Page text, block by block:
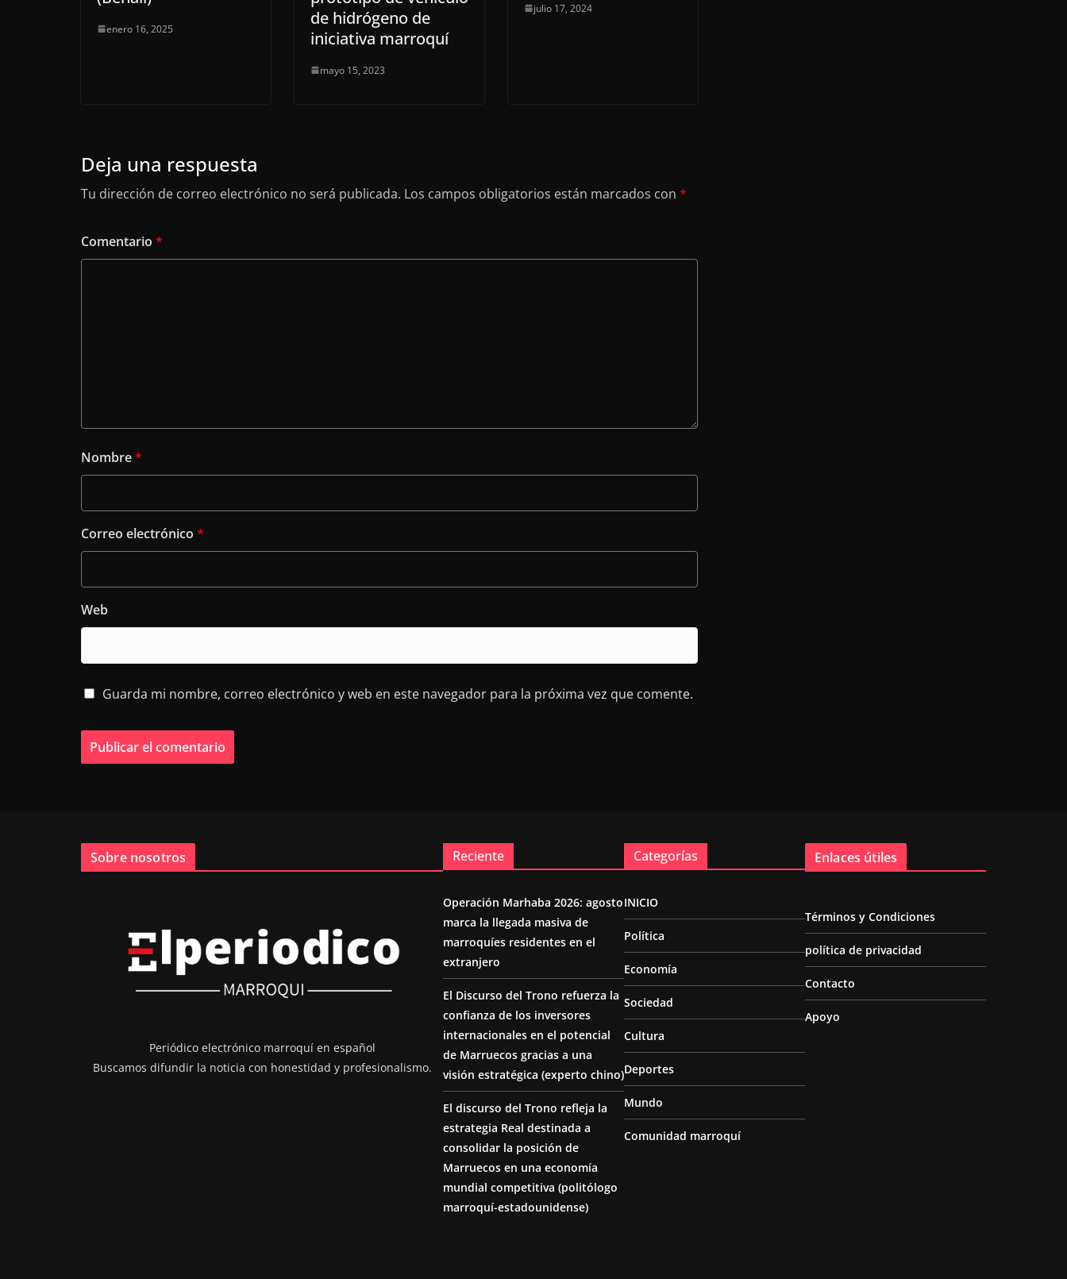
enero 16, 2025
de hidrógeno de
iniciativa marroquí
mayo 15, 2023
julio 17, 2024
Deja una respuesta
Tu dirección de correo electrónico no será publicada. Los campos obligatorios están marcados con *
Comentario *
Nombre*
Correo electrónico *
Web
Guarda mi nombre, correo electrónico y web en este navegador para la próxima vez que comente.
Sobre nosotros
Periódico electrónico marroquí en español
Buscamos difundir la noticia con honestidad y profesionalismo.
Reciente
Operación Marhaba 2026: agosto
marca la llegada masiva de
marroquíes residentes en el
extranjero
El Discurso del Trono refuerza la
confianza de los inversores
internacionales en el potencial
de Marruecos gracias a una
visión estratégica (experto chino)
El discurso del Trono refleja la
estrategia Real destinada a
consolidar la posición de
Marruecos en una economía
mundial competitiva (politólogo
marroquí-estadounidense)
Categorías
INICIO
Política
Economía
Sociedad
Cultura
Deportes
Mundo
Comunidad marroquí
Enlaces útiles
Términos y Condiciones
política de privacidad
Contacto
Apoyo